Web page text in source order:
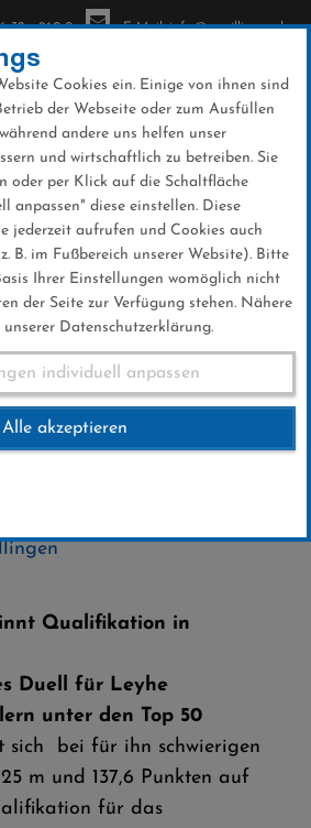
32 - 960-0 E-Mail: info@sc-willingen.de
Oberstdorf
Qualifikation in
Duell für Leyhe
unter den Top 50
sich bei für ihn schwierigen
m und 137,6 Punkten auf
für das
Cookies ein. Einige von ihnen sind
der Webseite oder zum Ausfüllen
andere uns helfen unser
und wirtschaftlich zu betreiben. Sie
oder per Klick auf die Schaltfläche
anpassen" diese einstellen. Diese
jederzeit aufrufen und Cookies auch
B. im Fußbereich unserer Website). Bitte
Ihrer Einstellungen womöglich nicht
der Seite zur Verfügung stehen. Nähere
Datenschutzerklärung.
individuell anpassen
Alle akzeptieren